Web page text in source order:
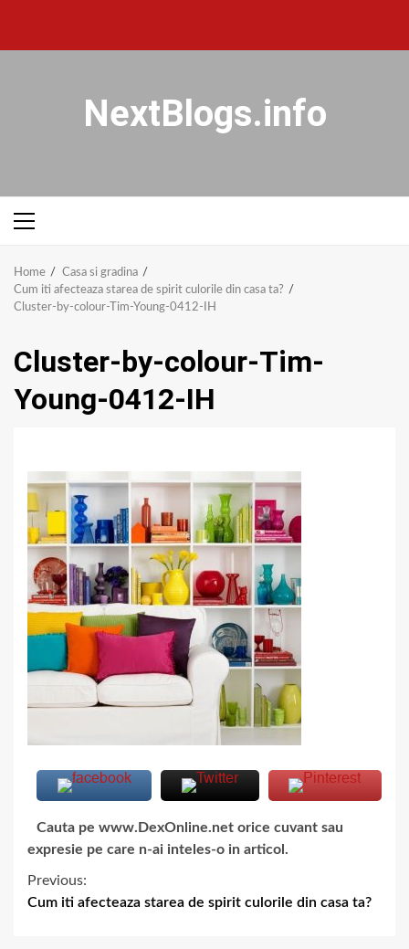
NextBlogs.info
Home
Casa si gradina
Cum iti afecteaza starea de spirit culorile din casa ta?
Cluster-by-colour-Tim-Young-0412-IH
Cluster-by-colour-Tim-
Young-0412-IH
Cauta pe www.DexOnline.net orice cuvant sau
expresie pe care n-ai inteles-o in articol.
Previous:
Cum iti afecteaza starea de spirit culorile din casa ta?